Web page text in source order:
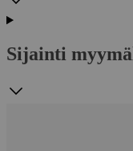
Sijainti